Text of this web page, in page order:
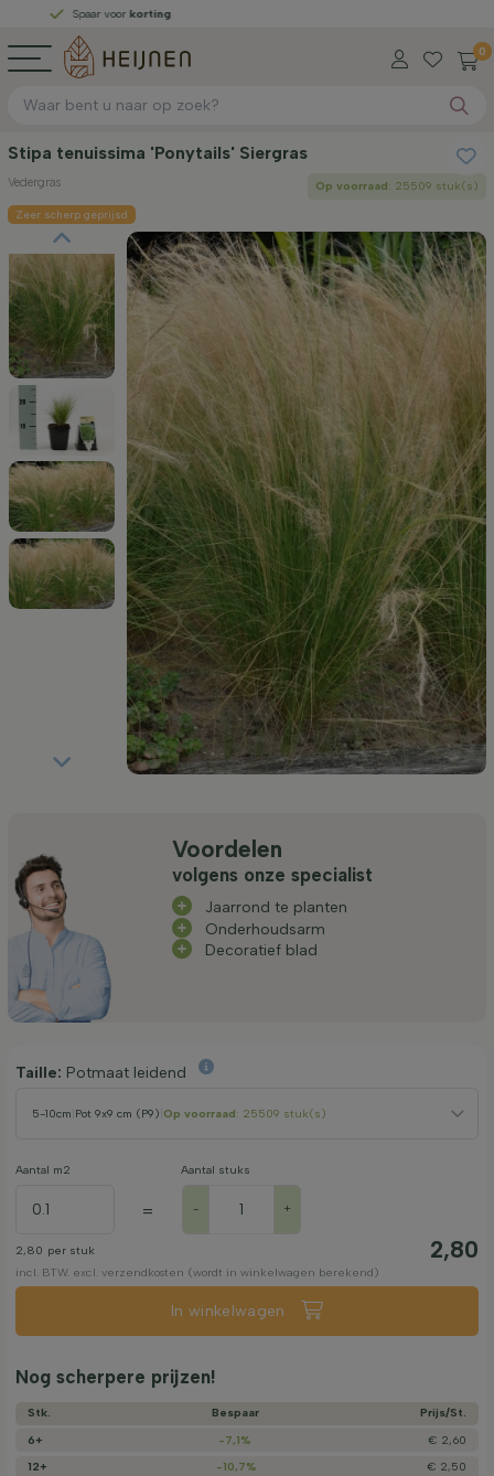
Spaar voorkorting
0
Stipa tenuissima 'Ponytails' Siergras
Vedergras Op voorraad: 25509 stuk(s)
Zeer scherp geprijsd
Voordelen
volgens onze specialist
Jaarrond te planten
Onderhoudsarm
Decoratief blad
Taille: Potmaat leidend
5-10cm Pot 9x9 cm (P9) Op voorraad: 25509 stuk(s)
Aantal m2
=
Aantal stuks
- +
2,80 per stuk 2,80
incl. BTW. excl. verzendkosten (wordt in winkelwagen berekend)
In winkelwagen
Nog scherpere prijzen!
Stk. Bespaar
Prijs/­St.
6+
-7,1%
€ 2,60
12+
-10,7%
€ 2,50